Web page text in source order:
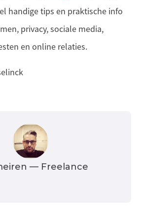
handige tips en praktische info
privacy, sociale media,
en online relaties.
— Freelance